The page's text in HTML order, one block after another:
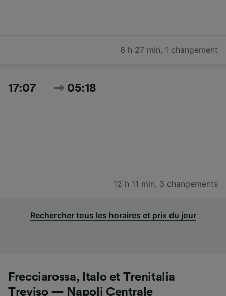
6 h 27 min, 1 changement
17:07 05:18
12 h 11 min, 3 changements
Rechercher tous les horaires et prix du jour
Frecciarossa, Italo et Trenitalia
Treviso — Napoli Centrale